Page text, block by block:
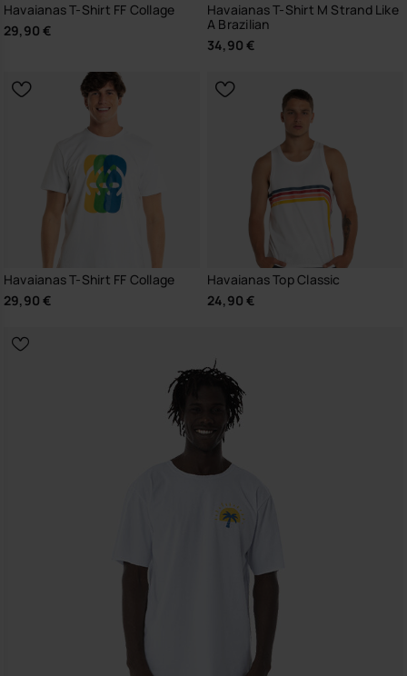
Havaianas T-Shirt FF Collage
29,90 €
Havaianas T-Shirt M Strand Like
A Brazilian
34,90 €
Havaianas T-Shirt FF Collage
29,90 €
Havaianas Top Classic
24,90 €